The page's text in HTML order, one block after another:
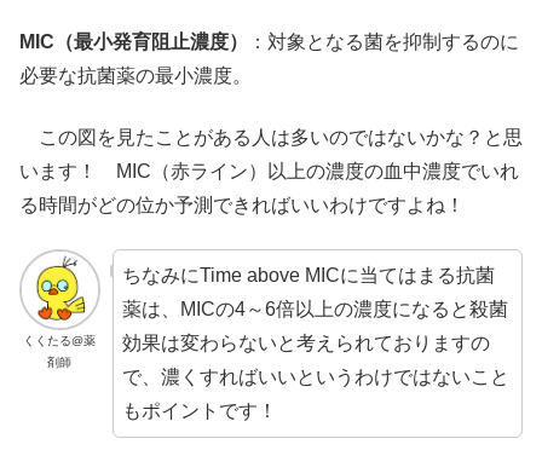
MIC（最小発育阻止濃度）
：対象となる菌を抑制するのに
必要な抗菌薬の最小濃度。
この図を見たことがある人は多いのではないかな？と思
います！ MIC（赤ライン）以上の濃度の血中濃度でいれ
る時間がどの位か予測できればいいわけですよね！
くくたる@薬
剤師
ちなみにTime above MICに当てはまる抗菌
薬は、MICの4～6倍以上の濃度になると殺菌
効果は変わらないと考えられておりますの
で、濃くすればいいというわけではないこと
もポイントです！